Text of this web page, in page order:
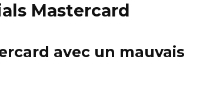
Mastercard
avec un mauvais